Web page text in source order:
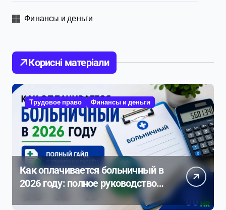
Финансы и деньги
Корисні матеріали
Трудовое право Финансы и деньги
Как оплачивается больничный в
2026 году: полное руководство с